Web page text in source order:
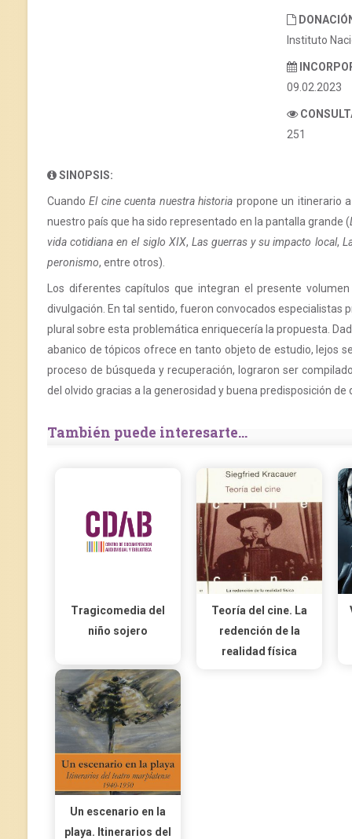
Instituto
09.02.2023
251
SINOPSIS:
CuandoEl cine cuenta nuestra historia propone un itinerario
nuestro país que ha sido representado en la pantalla grande (
vida cotidiana en el siglo XIX, Las guerras y su impacto local,
peronismo, entre otros).
Los diferentes capítulos que integran el presente
divulgación. En tal sentido, fueron convocados especialistas
plural sobre esta problemática enriquecería la propuesta.
abanico de tópicos ofrece en tanto objeto de estudio, lejos
proceso de búsqueda y recuperación, lograron ser
del olvido gracias a la generosidad y buena predisposición
También puede interesarte...
Tragicomedia del
niño sojero
Teoría del cine. La
redención de la
realidad física
Un escenario en la
playa. Itinerarios del